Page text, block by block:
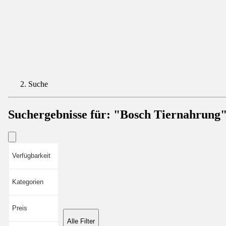
Suche
Suchergebnisse für: "Bosch
Verfügbarkeit
Kategorien
Preis
Alle Filter